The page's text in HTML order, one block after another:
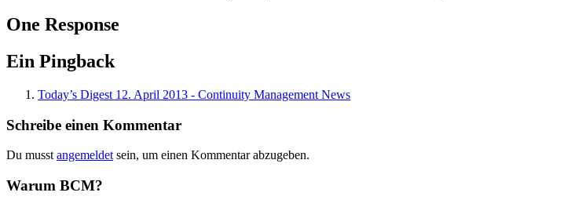
One Response
Ein Pingback
Today’s Digest 12. April 2013 - Continuity Management News
Schreibe einen Kommentar
Du musst angemeldet sein, um einen Kommentar abzugeben.
Warum BCM?